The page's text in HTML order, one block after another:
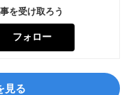
を受け取ろう
フォロー
見る